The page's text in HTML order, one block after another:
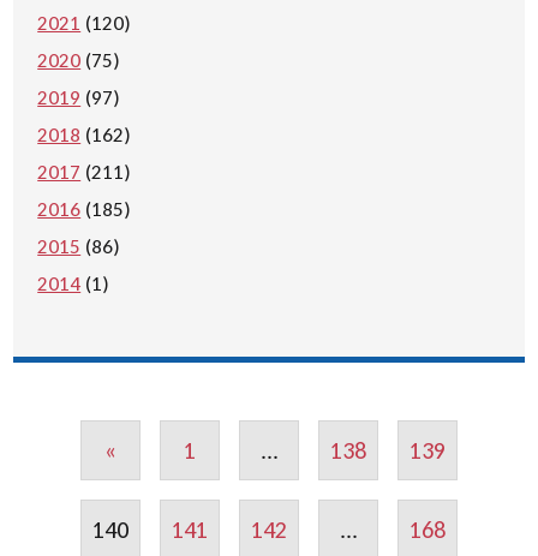
2021 (120)
2020 (75)
2019 (97)
2018 (162)
2017 (211)
2016 (185)
2015 (86)
2014 (1)
« 1 ... 138 139
140 141 142 ... 168